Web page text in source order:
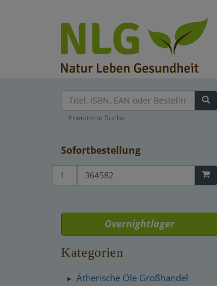
Erweiterte Suche
Sofortbestellung
Overnightlager
Kategorien
► Ätherische Öle Großhandel